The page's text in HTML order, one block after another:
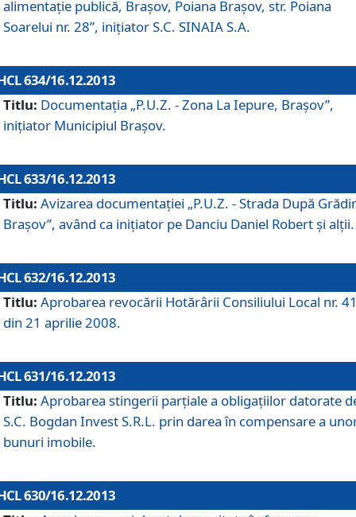
alimentaţie publică, Braşov, Poiana Braşov, str. Poiana
Soarelui nr. 28”, iniţiator S.C. SINAIA S.A.
634/16.12.2013
Titlu: Documentaţia „P.U.Z. - Zona La Iepure, Braşov”,
iniţiator Municipiul Braşov.
633/16.12.2013
Titlu: Avizarea documentaţiei „P.U.Z. - Strada După
Braşov”, având ca iniţiator pe Danciu Daniel Robert şi alţii.
632/16.12.2013
Titlu: Aprobarea revocării Hotărârii Consiliului Local nr.
din 21 aprilie 2008.
631/16.12.2013
Titlu: Aprobarea stingerii parţiale a obligaţiilor datorate
S.C. Bogdan Invest S.R.L. prin darea în compensare a
bunuri imobile.
630/16.12.2013